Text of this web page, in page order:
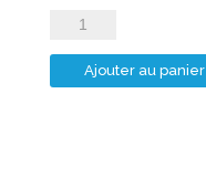
quantité
de
HP_912XLB
Ajouter au panier